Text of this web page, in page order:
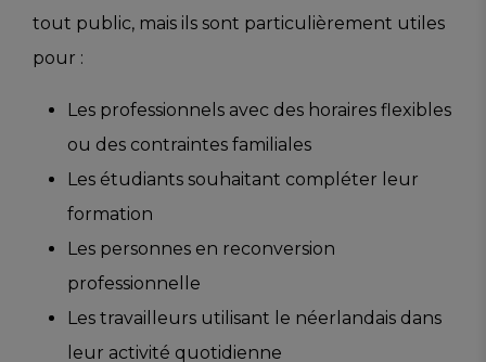
tout public, mais ils sont particulièrement utiles
pour :
Les professionnels avec des horaires flexibles
ou des contraintes familiales
Les étudiants souhaitant compléter leur
formation
Les personnes en reconversion
professionnelle
Les travailleurs utilisant le néerlandais dans
leur activité quotidienne